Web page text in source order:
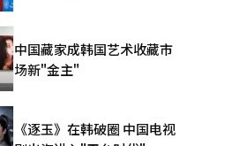
中国藏家成韩国艺术收藏市
场新"金主"
《逐玉》在韩破圈 中国电视